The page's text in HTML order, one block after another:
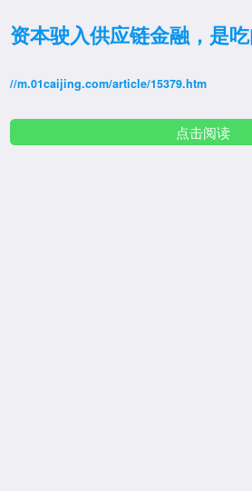
资本驶入供应链金融，是
//m.01caijing.com/article/15379.htm
点击阅读